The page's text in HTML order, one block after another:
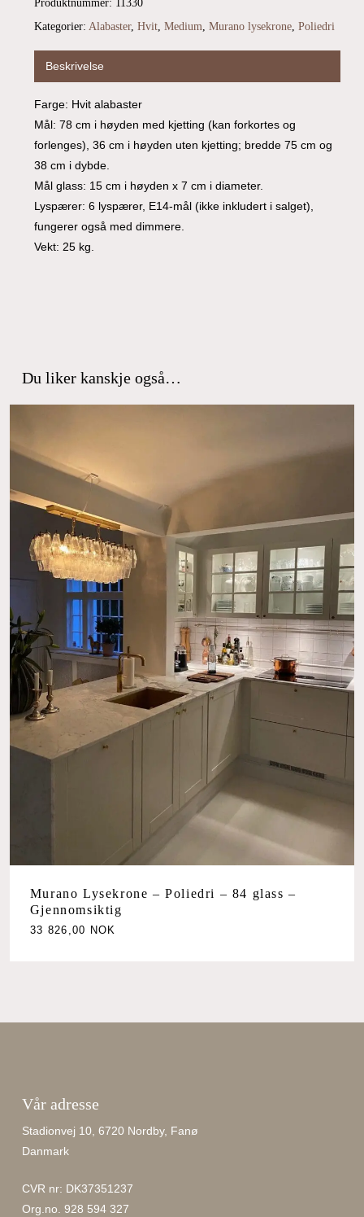
Produktnummer: 11330
Kategorier: Alabaster, Hvit, Medium, Murano lysekrone, Poliedri
Beskrivelse
Farge: Hvit alabaster
Mål: 78 cm i høyden med kjetting (kan forkortes og
forlenges), 36 cm i høyden uten kjetting; bredde 75 cm og
38 cm i dybde.
Mål glass: 15 cm i høyden x 7 cm i diameter.
Lyspærer: 6 lyspærer, E14-mål (ikke inkludert i salget),
fungerer også med dimmere.
Vekt: 25 kg.
Du liker kanskje også…
Murano Lysekrone – Poliedri – 84 glass –
Gjennomsiktig
33 826,00 NOK
Vår adresse
Stadionvej 10, 6720 Nordby, Fanø
Danmark
CVR nr: DK37351237
Org.no. 928 594 327